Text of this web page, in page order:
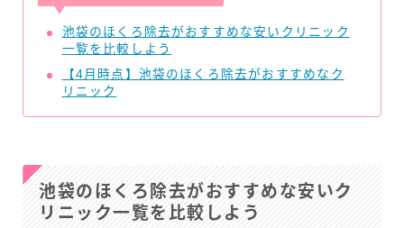
池袋のほくろ除去がおすすめな安いクリニック
一覧を比較しよう
【4月時点】池袋のほくろ除去がおすすめなク
リニック
池袋のほくろ除去がおすすめな安いク
リニック一覧を比較しよう